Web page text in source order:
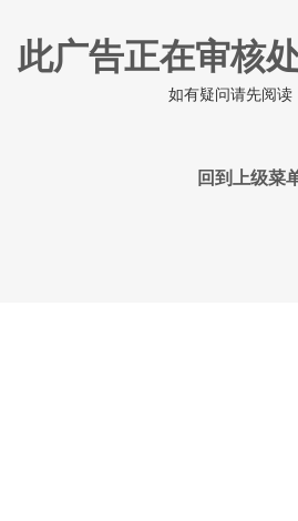
此广告正在审核
如有疑问请先阅读
回到上级菜